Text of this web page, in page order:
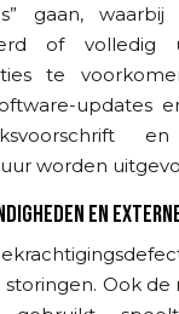
gaan,
of volledig
te
updates
worden
EN
Ook